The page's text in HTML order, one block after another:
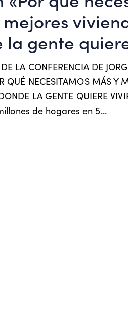
la gente
LA CONFERENCIA DE
QUÉ NECESITAMOS MÁS Y
LA GENTE QUIERE
de hogares en 5…